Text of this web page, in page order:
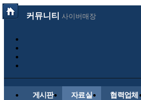
커뮤니티 사이버매장
게시판 자료실 협력업체